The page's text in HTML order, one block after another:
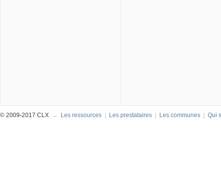
© 2009-2017 CLX → Les ressources | Les prestataires | Les communes | Qui